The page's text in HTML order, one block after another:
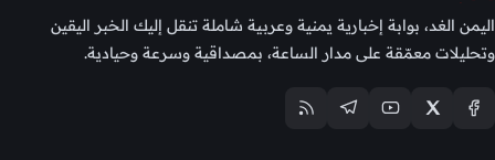
اليمن الغد، بوابة إخبارية يمنية وعربية شاملة تنقل إليك الخبر اليقين
وتحليلات معمّقة على مدار الساعة، بمصداقية وسرعة وحيادية.